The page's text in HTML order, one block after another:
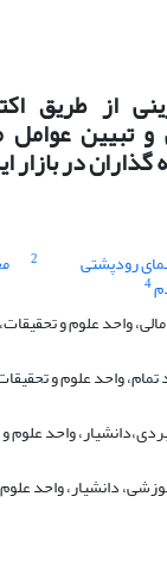
تبیین عوامل
در بازار
رودپشتی 2
4
واحد علوم و
واحد علوم و
واحد علوم
دانشیار، واحد علوم